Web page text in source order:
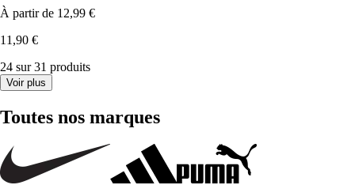
À partir de 12,99 €
11,90 €
24 sur 31 produits
Voir plus
Toutes nos marques